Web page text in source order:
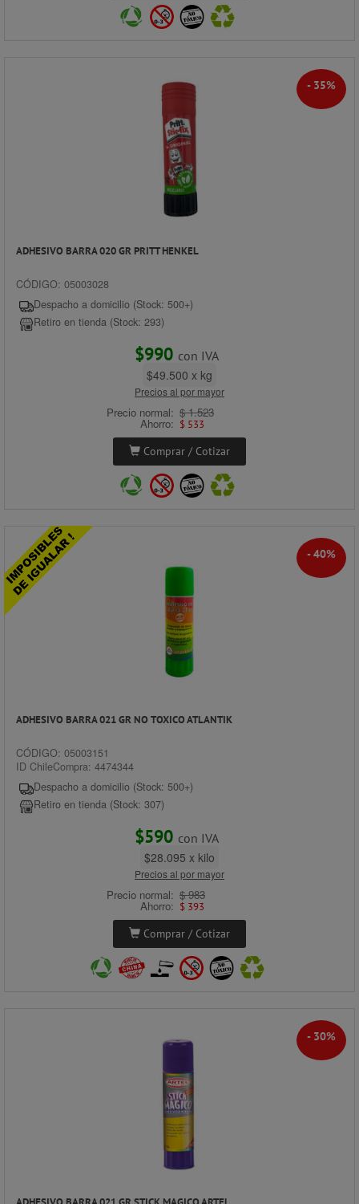
- 35%
ADHESIVO BARRA 020 GR PRITT HENKEL
CÓDIGO: 05003028
Despacho a domicilio (Stock: 500+)
Retiro en tienda (Stock: 293)
$990 con IVA
$49.500 x kg
Precios al por mayor
Precio normal: $ 1.523
Ahorro: $ 533
Comprar / Cotizar
- 40%
ADHESIVO BARRA 021 GR NO TOXICO ATLANTIK
CÓDIGO: 05003151
ID ChileCompra: 4474344
Despacho a domicilio (Stock: 500+)
Retiro en tienda (Stock: 307)
$590 con IVA
$28.095 x kilo
Precios al por mayor
Precio normal: $ 983
Ahorro: $ 393
Comprar / Cotizar
- 30%